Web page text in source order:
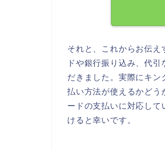
それと、これからお伝
ドや銀行振り込み、代
だきました。実際にキ
払い方法が使えるかどう
ードの支払いに対応し
けると幸いです。